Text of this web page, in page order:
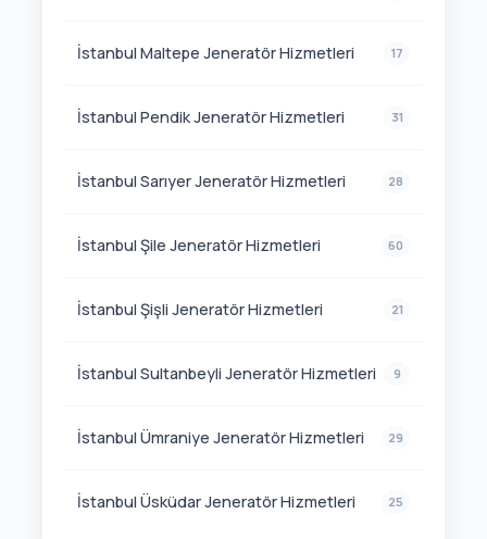
İstanbul Maltepe Jeneratör Hizmetleri 17
İstanbul Pendik Jeneratör Hizmetleri 31
İstanbul Sarıyer Jeneratör Hizmetleri 28
İstanbul Şile Jeneratör Hizmetleri 60
İstanbul Şişli Jeneratör Hizmetleri 21
İstanbul Sultanbeyli Jeneratör Hizmetleri 9
İstanbul Ümraniye Jeneratör Hizmetleri 29
İstanbul Üsküdar Jeneratör Hizmetleri 25